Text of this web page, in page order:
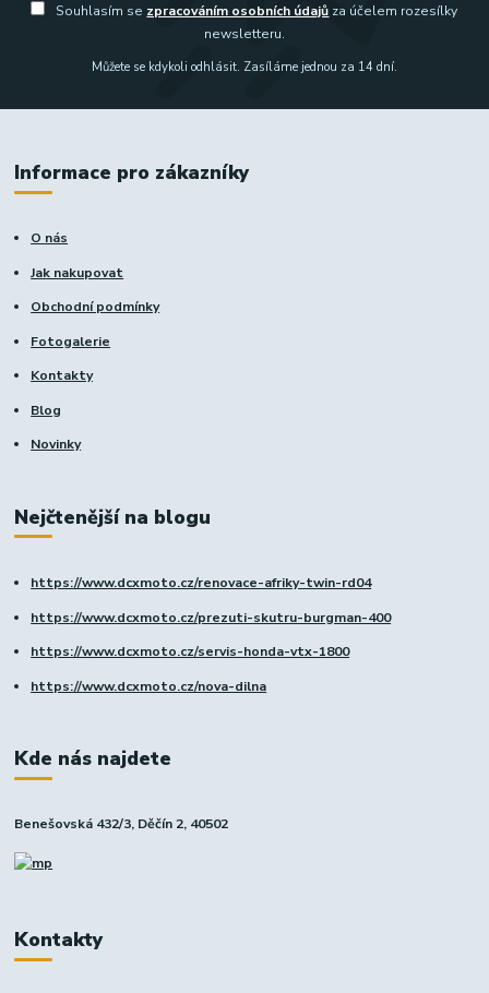
Souhlasím se zpracováním osobních údajů za účelem rozesílky
newsletteru.
Můžete se kdykoli odhlásit. Zasíláme jednou za 14 dní.
Informace pro zákazníky
O nás
Jak nakupovat
Obchodní podmínky
Fotogalerie
Kontakty
Blog
Novinky
Nejčtenější na blogu
https://www.dcxmoto.cz/renovace-afriky-twin-rd04
https://www.dcxmoto.cz/prezuti-skutru-burgman-400
https://www.dcxmoto.cz/servis-honda-vtx-1800
https://www.dcxmoto.cz/nova-dilna
Kde nás najdete
Benešovská 432/3, Děčín 2, 40502
Kontakty